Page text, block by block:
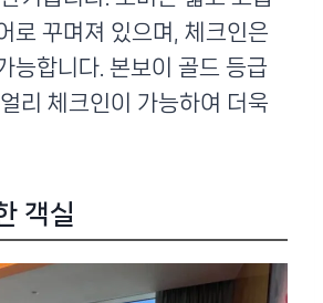
로 꾸며져 있으며, 체크인은
능합니다. 본보이 골드 등급
리 체크인이 가능하여 더욱
객실